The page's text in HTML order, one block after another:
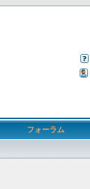
フォーラム